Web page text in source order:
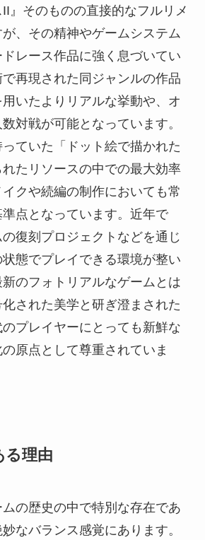
II』そのものの直接的なフルリメ
、その精神やゲームシステム
レース作品に強く息づいてい
再現された同ジャンルの作品
いたよりリアルな挙動や、オ
対戦が可能となっています。
ていた「ドット絵で描かれた
たリソースの中での最大効率
クや続編の制作においても常
点となっています。近年で
復刻プロジェクトなどを通じ
態でプレイできる環境が整い
のフォトリアルなゲームとは
された美学と研ぎ澄まされた
プレイヤーにとっても新鮮な
原点として尊重されていま
る理由
の歴史の中で特別な存在であ
なバランス感覚にあります。